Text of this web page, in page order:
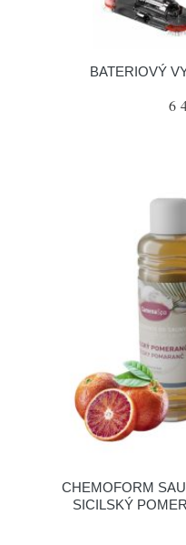
BATERIOVÝ
6
CHEMOFORM
SICILSKÝ